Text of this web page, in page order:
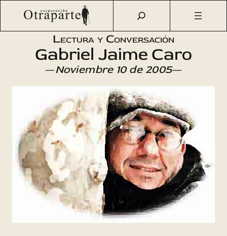
Saltar
Otraparte.org/ Agenda Cultural Literatura
Lectura de
Lectura y Conversación
Gabriel Jaime Caro
—Noviembre 10 de 2005—